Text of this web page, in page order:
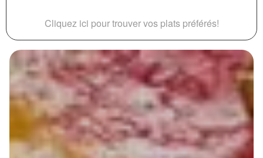
Cliquez ici pour trouver vos plats préférés!